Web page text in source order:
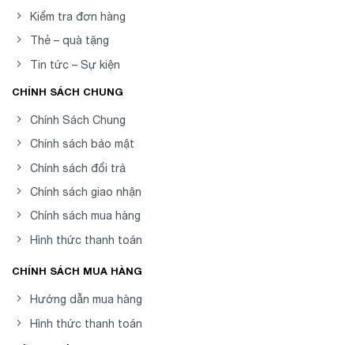
Kiểm tra đơn hàng
Thẻ – quà tặng
Tin tức – Sự kiện
CHÍNH SÁCH CHUNG
Chính Sách Chung
Chính sách bảo mật
Chính sách đổi trả
Chính sách giao nhận
Chính sách mua hàng
Hình thức thanh toán
CHÍNH SÁCH MUA HÀNG
Hướng dẫn mua hàng
Hình thức thanh toán